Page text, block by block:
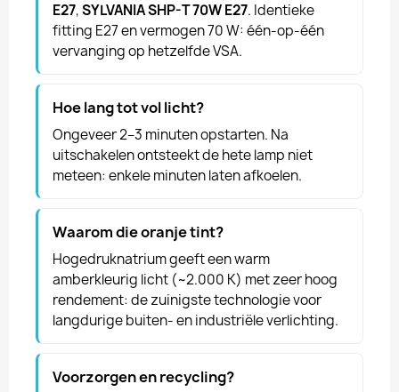
E27,SYLVANIA SHP-T 70W E27. Identieke
fitting E27 en vermogen 70 W: één-op-één
vervanging op hetzelfde VSA.
Hoe lang tot vol licht?
Ongeveer 2–3 minuten opstarten. Na
uitschakelen ontsteekt de hete lamp niet
meteen: enkele minuten laten afkoelen.
Waarom die oranje tint?
Hogedruknatrium geeft een warm
amberkleurig licht (~2.000 K) met zeer hoog
rendement: de zuinigste technologie voor
langdurige buiten- en industriële verlichting.
Voorzorgen en recycling?